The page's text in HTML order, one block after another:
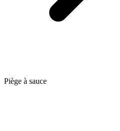
Piège à sauce